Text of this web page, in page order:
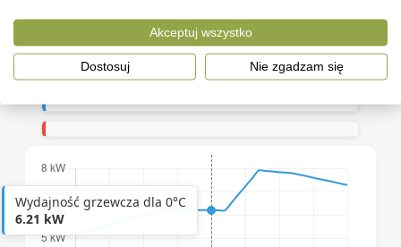
− 30°C +
Zobacz zysk
Wydajność grzewcza dla 0°C
6.21 kW
Akceptuj wszystko
Dostosuj Nie zgadzam się